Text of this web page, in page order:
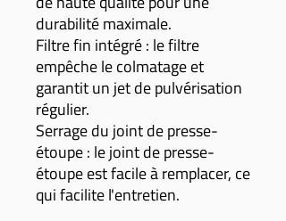
durabilité maximale.
Filtre fin intégré : le filtre
empêche le colmatage et
garantit un jet de pulvérisation
régulier.
Serrage du joint de presse-
étoupe : le joint de presse-
étoupe est facile à remplacer, ce
qui facilite l'entretien.